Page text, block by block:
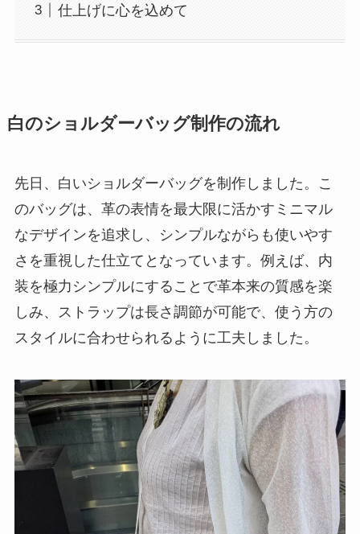
仕上げに心を込めて
白のショルダーバッグ制作の流れ
先日、白いショルダーバッグを制作しました。こ
のバッグは、革の表情を最大限に活かすミニマル
なデザインを追求し、シンプルながらも使いやす
さを重視した仕立てとなっています。例えば、内
装を極力シンプルにすることで革本来の質感を楽
しみ、ストラップは長さ調節が可能で、使う方の
スタイルに合わせられるように工夫しました。